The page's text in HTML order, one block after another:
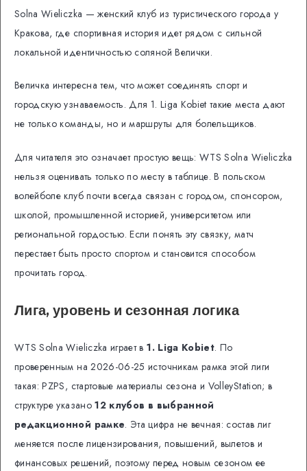
Solna Wieliczka — женский клуб из туристического города у
Кракова, где спортивная история идет рядом с сильной
локальной идентичностью соляной Велички.
Величка интересна тем, что может соединять спорт и
городскую узнаваемость. Для 1. Liga Kobiet такие места дают
не только команды, но и маршруты для болельщиков.
Для читателя это означает простую вещь: WTS Solna Wieliczka
нельзя оценивать только по месту в таблице. В польском
волейболе клуб почти всегда связан с городом, спонсором,
школой, промышленной историей, университетом или
региональной гордостью. Если понять эту связку, матч
перестает быть просто спортом и становится способом
прочитать город.
Лига, уровень и сезонная логика
WTS Solna Wieliczka играет в1. Liga Kobiet. По
проверенным на 2026-06-25 источникам рамка этой лиги
такая: PZPS, стартовые материалы сезона и VolleyStation; в
структуре указано12 клубов в выбранной
редакционной рамке. Эта цифра не вечная: состав лиг
меняется после лицензирования, повышений, вылетов и
финансовых решений, поэтому перед новым сезоном ее